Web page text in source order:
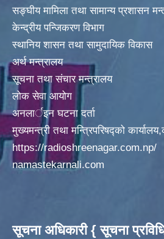
सङ्घीय मामिला तथा सामान्य प्रशासन
केन्द्रीय पन्जिकरण विभाग
स्थानिय शासन तथा सामुदायिक विकास
अर्थ मन्त्रालय
सूचना तथा संचार मन्त्रालय
लोक सेवा आयोग
अनलार्इन घटना दर्ता
मुख्यमन्त्री तथा मन्त्रिपरिषद्को
https://radioshreenagar.com.np/
namastekarnali.com
सूचना अधिकारी { सूचना